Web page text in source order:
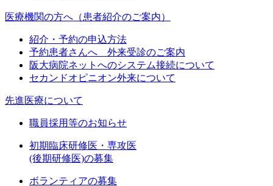
医療機関の方へ（患者紹介のご案内）
紹介・予約の申込方法
予約患者さんへ 外来受診のご案内
阪大病院ネットへのシステム接続について
セカンドオピニオン外来について
先進医療について
職員採用等のお知らせ
初期臨床研修医・専攻医
(後期研修医)の募集
ボランティアの募集